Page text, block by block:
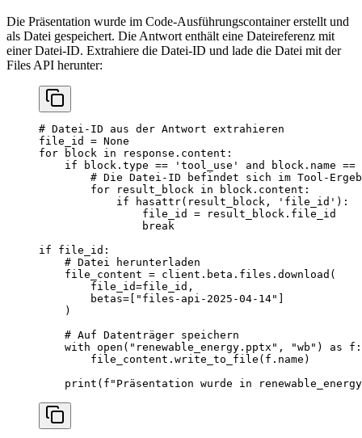
Die Präsentation wurde im Code-Ausführungscontainer erstellt und
als Datei gespeichert. Die Antwort enthält eine Dateireferenz mit
einer Datei-ID. Extrahiere die Datei-ID und lade die Datei mit der
Files API herunter:
# Datei-ID aus der Antwort extrahieren
file_id = None
for block in response.content:
    if
block.type == 'tool_use' and block.name ==
# Die Datei-ID befindet sich im Tool-
        for
result_block in block.content:
            if
hasattr(result_block, 'file_id' ):
                file_id
= result_block.file_id
                break
if file_id:
    # Datei herunterladen
    file_content
= client.beta.files.download(
        file_id
=file_id,
        betas
= "files-api-2025-04-14"
    )
    # Auf Datenträger speichern
    with
open ( "renewable_energy.pptx" , "wb" ) as f:
        file_content.write_to_file(f.name)
    print
( f "Präsentation wurde in